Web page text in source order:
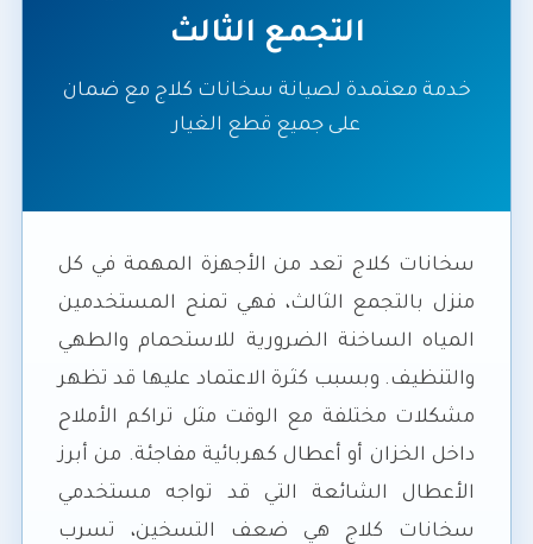
التجمع الثالث
خدمة معتمدة لصيانة سخانات كلاج مع ضمان
على جميع قطع الغيار
سخانات كلاج تعد من الأجهزة المهمة في كل
منزل بالتجمع الثالث، فهي تمنح المستخدمين
المياه الساخنة الضرورية للاستحمام والطهي
والتنظيف. وبسبب كثرة الاعتماد عليها قد تظهر
مشكلات مختلفة مع الوقت مثل تراكم الأملاح
داخل الخزان أو أعطال كهربائية مفاجئة. من أبرز
الأعطال الشائعة التي قد تواجه مستخدمي
سخانات كلاج هي ضعف التسخين، تسرب